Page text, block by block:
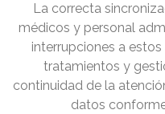
La correcta
médicos y personal
interrupciones a
tratamientos y
continuidad de la
datos